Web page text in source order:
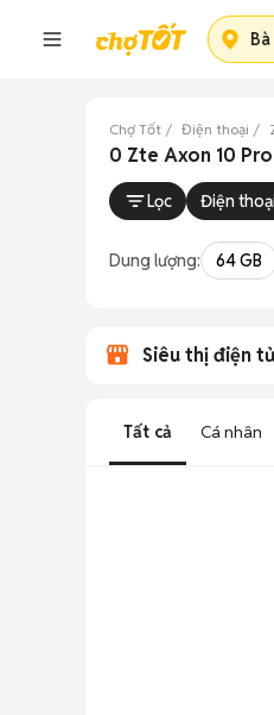
Chợ Tốt Điện thoại
0 Zte Axon 10
Lọc Điện thoại
Dung lượng: 64 GB
Siêu thị điện tử
Tất cả Cá nhân